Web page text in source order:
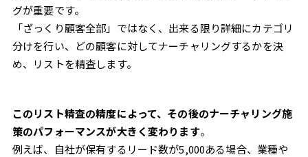
グが重要です。
「ざっくり顧客全部」ではなく、出来る限り詳細にカテゴリ
分けを行い、どの顧客に対してナーチャリングするかを決
め、リストを精査します。
このリスト精査の精度によって、その後のナーチャリング施
策のパフォーマンスが大きく変わります。
例えば、自社が保有するリード数が5,000ある場合、業種や